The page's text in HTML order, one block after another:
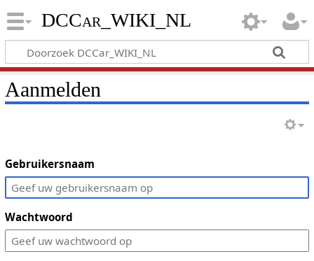
DCCar_WIKI_NL
Aanmelden
Gebruikersnaam
Wachtwoord